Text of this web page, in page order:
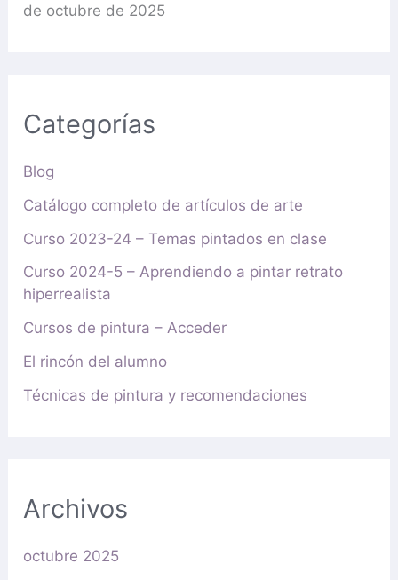
de octubre de 2025
Categorías
Blog
Catálogo completo de artículos de arte
Curso 2023-24 – Temas pintados en clase
Curso 2024-5 – Aprendiendo a pintar retrato
hiperrealista
Cursos de pintura – Acceder
El rincón del alumno
Técnicas de pintura y recomendaciones
Archivos
octubre 2025